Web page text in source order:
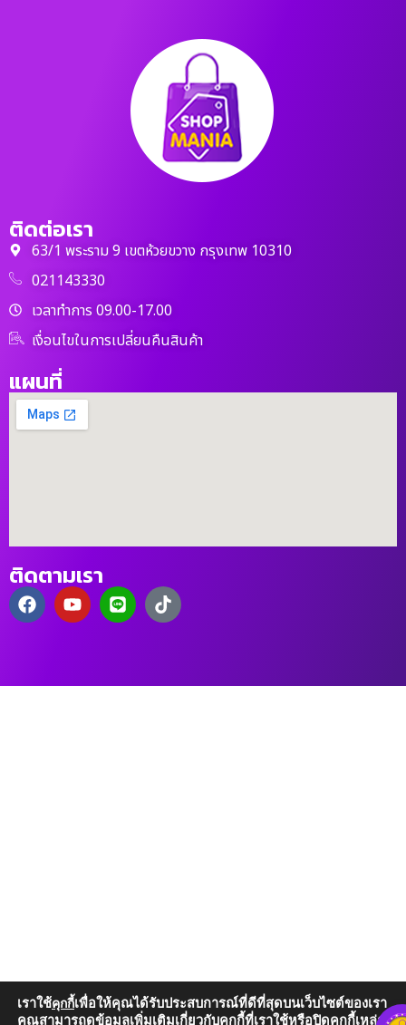
ติดต่อเรา
63/1 พระราม 9 เขตห้วยขวาง กรุงเทพ 10310
021143330
เวลาทำการ 09.00-17.00
เงื่อนไขในการเปลี่ยนคืนสินค้า
แผนที่
ติดตามเรา
เราใช้คุกกี้เพื่อให้คุณได้รับประสบการณ์ที่ดีที่สุดบนเว็บไซต์ของเรา
คุณสามารถดูข้อมูลเพิ่มเติมเกี่ยวกับคุกกี้ที่เราใช้หรือปิดคุกกี้เหล่านั้น